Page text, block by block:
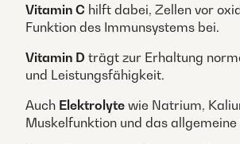
Vitamin C hilft dabei, Zellen vor
Funktion des Immunsystems bei.
Vitamin D trägt zur Erhaltung
und Leistungsfähigkeit.
Auch Elektrolyte wie Natrium,
Muskelfunktion und das